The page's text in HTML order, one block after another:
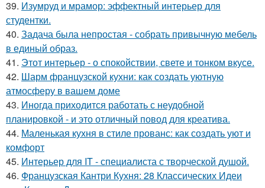
39. Изумруд и мрамор: эффектный интерьер для
студентки.
40. Задача была непростая - собрать привычную мебель
в единый образ.
41. Этот интерьер - о спокойствии, свете и тонком вкусе.
42. Шарм французской кухни: как создать уютную
атмосферу в вашем доме
43. Иногда приходится работать с неудобной
планировкой - и это отличный повод для креатива.
44. Маленькая кухня в стиле прованс: как создать уют и
комфорт
45. Интерьер для IT - специалиста с творческой душой.
46. Французская Кантри Кухня: 28 Классических Идеи